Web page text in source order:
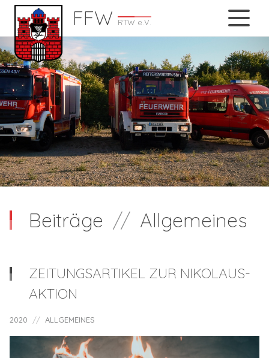
FFW RTW e.V.
Beiträge // Allgemeines
ZEITUNGSARTIKEL ZUR NIKOLAUS-
AKTION
2020 ALLGEMEINES